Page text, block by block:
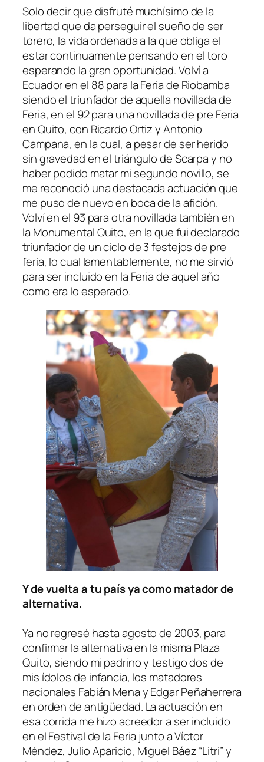
Solo decir que disfruté muchísimo de la
libertad que da perseguir el sueño de ser
torero, la vida ordenada a la que obliga el
estar continuamente pensando en el toro
esperando la gran oportunidad. Volví a
Ecuador en el 88 para la Feria de Riobamba
siendo el triunfador de aquella novillada de
Feria, en el 92 para una novillada de pre Feria
en Quito, con Ricardo Ortiz y Antonio
Campana, en la cual, a pesar de ser herido
sin gravedad en el triángulo de Scarpa y no
haber podido matar mi segundo novillo, se
me reconoció una destacada actuación que
me puso de nuevo en boca de la afición.
Volví en el 93 para otra novillada también en
la Monumental Quito, en la que fui declarado
triunfador de un ciclo de 3 festejos de pre
feria, lo cual lamentablemente, no me sirvió
para ser incluido en la Feria de aquel año
como era lo esperado.
Y de vuelta a tu país ya como matador de
alternativa.
Ya no regresé hasta agosto de 2003, para
confirmar la alternativa en la misma Plaza
Quito, siendo mi padrino y testigo dos de
mis ídolos de infancia, los matadores
nacionales Fabián Mena y Edgar Peñaherrera
en orden de antigüedad. La actuación en
esa corrida me hizo acreedor a ser incluido
en el Festival de la Feria junto a Víctor
Méndez, Julio Aparicio, Miguel Báez “Litri” y